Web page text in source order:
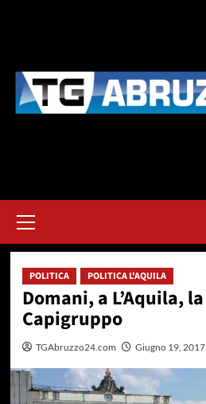
principale
POLITICA POLITICA L'AQUILA
Domani, a L’Aquila,
Capigruppo
TGAbruzzo24.com Giugno 19, 2017